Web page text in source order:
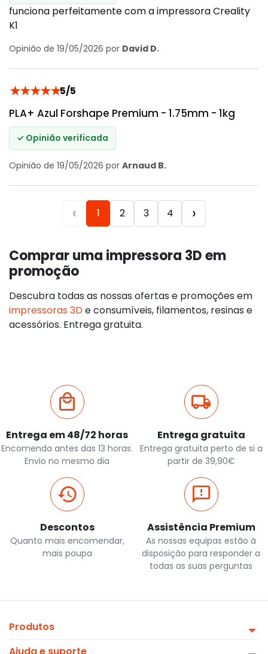
funciona perfeitamente com a impressora Creality
K1
Opinião de 19/05/2026 por David D.
★★★★★5/5
PLA+ Azul Forshape Premium - 1.75mm - 1kg
✓ Opinião verificada
Opinião de 19/05/2026 por Arnaud B.
‹ 1 2 3 4 ›
Comprar uma impressora 3D em
promoção
Descubra todas as nossas ofertas e promoções em
impressoras 3De consumíveis, filamentos, resinas e
acessórios. Entrega gratuita.
Entrega em 48/72 horas
Encomenda antes das 13 horas.
Envio no mesmo dia
Entrega gratuita
Entrega gratuita perto de si a
partir de 39,90€
Descontos
Quanto mais encomendar,
mais poupa
Assistência Premium
As nossas equipas estão à
disposição para responder a
todas as suas perguntas
Produtos
Ajuda e suporte